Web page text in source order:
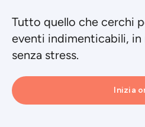
Tutto quello che cerchi
eventi indimenticabili, in
senza stress.
Inizia